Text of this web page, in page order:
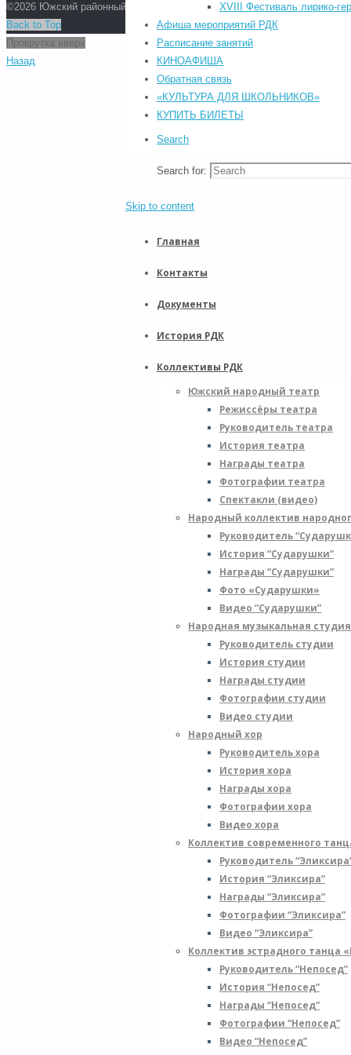
XVIII Фестиваль лирико-
Афиша мероприятий РДК
Расписание занятий
КИНОАФИША
Обратная связь
«КУЛЬТУРА ДЛЯ ШКОЛЬНИКОВ»
КУПИТЬ БИЛЕТЫ
Search
Search for:
Skip to content
Главная
Контакты
Документы
История РДК
Коллективы РДК
Южский народный театр
Режиссёры театра
Руководитель театра
История театра
Награды театра
Фотографии театра
Спектакли (видео)
Народный коллектив
Руководитель
История “Сударушки”
Награды “Сударушки”
Фото «Сударушки»
Видео “Сударушки”
Народная музыкальная
Руководитель студии
История студии
Награды студии
Фотографии студии
Видео студии
Народный хор
Руководитель хора
История хора
Награды хора
Фотографии хора
Видео хора
Коллектив современного
Руководитель
История “Эликсира”
Награды “Эликсира”
Фотографии “Эликсира”
Видео “Эликсира”
Коллектив эстрадного танца
Руководитель “Непосед”
История “Непосед”
Награды “Непосед”
Фотографии “Непосед”
Видео “Непосед”
©2026 Южский районный Дом культуры. Все права защищены.
POWERED BYSEPTERA&
Back to Top
Прокрутка вверх
Назад